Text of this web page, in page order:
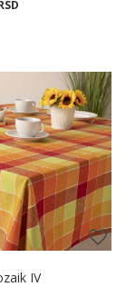
140X240
Dodaj u korpu
IV